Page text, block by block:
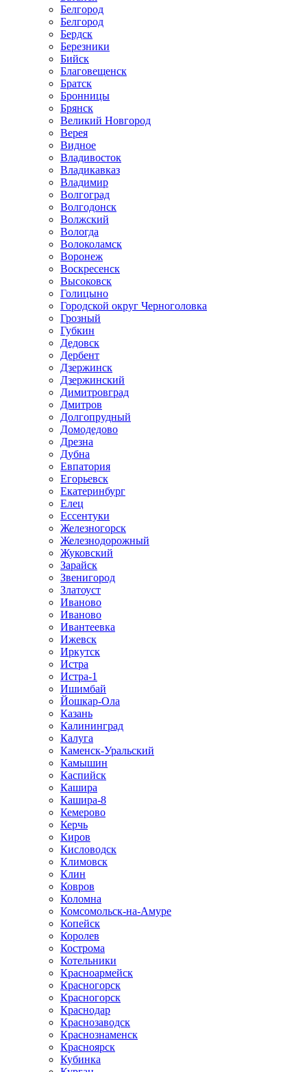
Белгород
Белгород
Бердск
Березники
Бийск
Благовещенск
Братск
Бронницы
Брянск
Великий Новгород
Верея
Видное
Владивосток
Владикавказ
Владимир
Волгоград
Волгодонск
Волжский
Вологда
Волоколамск
Воронеж
Воскресенск
Высоковск
Голицыно
Городской округ Черноголовка
Грозный
Губкин
Дедовск
Дербент
Дзержинск
Дзержинский
Димитровград
Дмитров
Долгопрудный
Домодедово
Дрезна
Дубна
Евпатория
Егорьевск
Екатеринбург
Елец
Ессентуки
Железногорск
Железнодорожный
Жуковский
Зарайск
Звенигород
Златоуст
Иваново
Иваново
Ивантеевка
Ижевск
Иркутск
Истра
Истра-1
Ишимбай
Йошкар-Ола
Казань
Калининград
Калуга
Каменск-Уральский
Камышин
Каспийск
Кашира
Кашира-8
Кемерово
Керчь
Киров
Кисловодск
Климовск
Клин
Ковров
Коломна
Комсомольск-на-Амуре
Копейск
Королев
Кострома
Котельники
Красноармейск
Красногорск
Красногорск
Краснодар
Краснозаводск
Краснознаменск
Красноярск
Кубинка